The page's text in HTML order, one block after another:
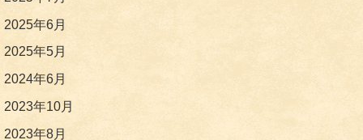
2025年6月
2025年5月
2024年6月
2023年10月
2023年8月